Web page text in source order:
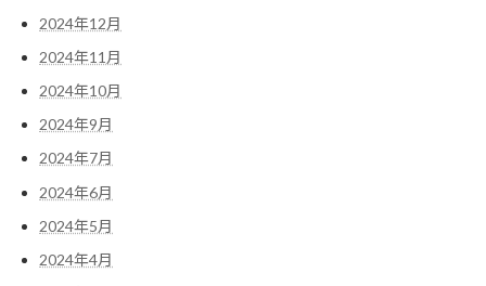
2024年12月
2024年11月
2024年10月
2024年9月
2024年7月
2024年6月
2024年5月
2024年4月